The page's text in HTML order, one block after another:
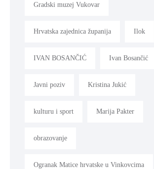
Gradski muzej Vukovar
Hrvatska zajednica županija Ilok
IVAN BOSANČIĆ Ivan Bosančić
Javni poziv Kristina Jukić
kulturu i sport Marija Pakter
obrazovanje
Ogranak Matice hrvatske u Vinkovcima